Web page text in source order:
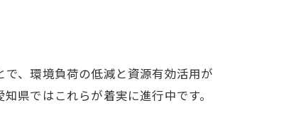
、環境負荷の低減と資源有効活用が
県ではこれらが着実に進行中です。